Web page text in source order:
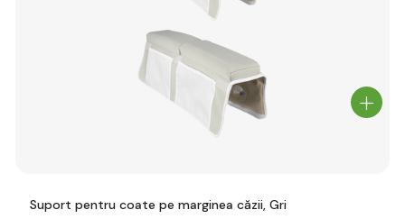
Suport pentru coate pe marginea căzii, Gri